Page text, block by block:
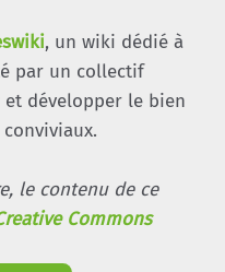
, un wiki dédié à
par un collectif
développer le bien
le contenu de ce
Commons